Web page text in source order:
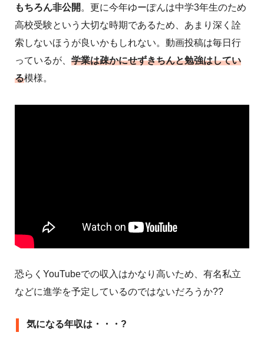
もちろん非公開 。更に今年ゆーぽんは中学3年生のため
高校受験という大切な時期であるため、あまり深く詮
索しないほうが良いかもしれない。動画投稿は毎日行
っているが、 学業は疎かにせずきちんと勉強はしてい
る模様。
恐らくYouTubeでの収入はかなり高いため、有名私立
などに進学を予定しているのではないだろうか??
気になる年収は・・・?